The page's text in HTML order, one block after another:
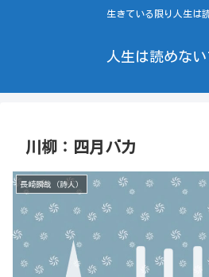
生きている限り人生は
人生は読めな
川柳：四月バカ
長崎瞬哉（詩人）